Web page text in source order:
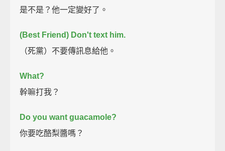
是不是？他一定變好了。
(Best Friend) Don't text him.
（死黨）不要傳訊息給他。
What?
幹嘛打我？
Do you want guacamole?
你要吃酪梨醬嗎？